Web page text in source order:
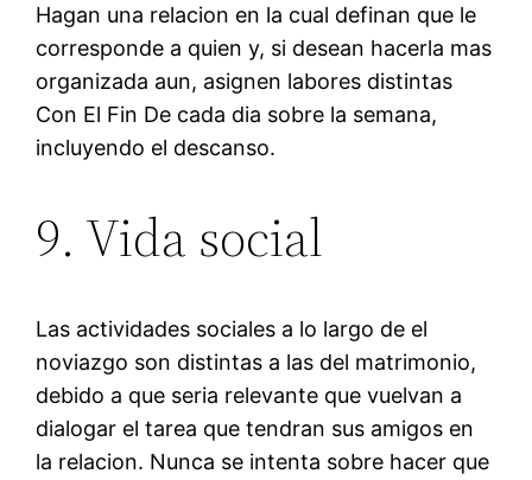
Hagan una relacion en la cual definan que le
corresponde a quien y, si desean hacerla mas
organizada aun, asignen labores distintas
Con El Fin De cada dia sobre la semana,
incluyendo el descanso.
9. Vida social
Las actividades sociales a lo largo de el
noviazgo son distintas a las del matrimonio,
debido a que seri­a relevante que vuelvan a
dialogar el tarea que tendran sus amigos en
la relacion. Nunca se intenta sobre hacer que